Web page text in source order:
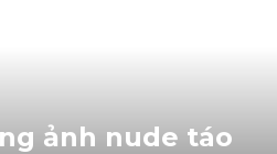
ảnh nude táo